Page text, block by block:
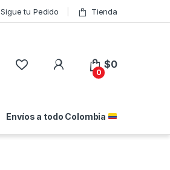
Sigue tu Pedido Tienda
0
$0
Envíos a todo Colombia